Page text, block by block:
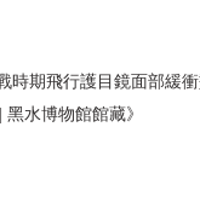
時期飛行護目鏡面部緩
黑水博物館館藏》